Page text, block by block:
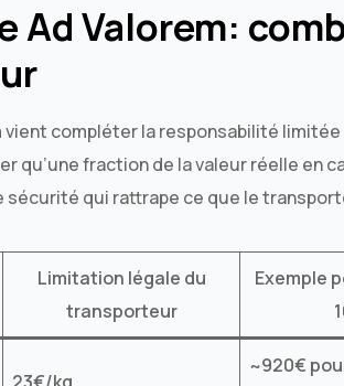
Ad Valorem:
vient compléter la responsabilité
qu’une fraction de la valeur réelle en
sécurité qui rattrape ce que le
Limitation légale du
transporteur
Exemple
~920€